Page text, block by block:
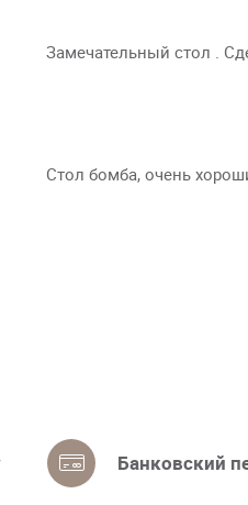
Замечательный стол .
Стол бомба, очень
Банковский